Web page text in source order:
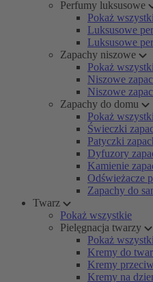
Perfumy luksusowe
Pokaż
Luksusowe
Luksusowe
Zapachy niszowe
Pokaż
Niszowe
Niszowe
Zapachy do domu
Pokaż
Świeczki
Patyczki
Dyfuzory
Kamienie
Odświeżacze
Zapachy do
Twarz
Pokaż wszystkie
Pielęgnacja twarzy
Pokaż
Kremy do
Kremy
Kremy na